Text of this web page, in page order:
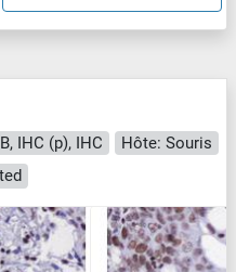
IHC (p), IHC
Hôte: Souris